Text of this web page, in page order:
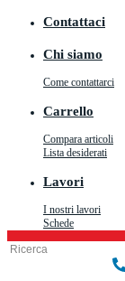
Contattaci
Chi siamo
Come contattarci
Carrello
Compara articoli
Lista desiderati
Lavori
I nostri lavori
Schede